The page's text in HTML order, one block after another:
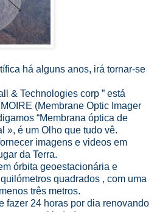
há alguns anos, irá tornar-se
& Technologies corp ” está
(Membrane Optic Imager
“Membrana óptica de
», é um Olho que tudo vê.
imagens e videos em
da Terra.
órbita geoestacionária e
quadrados , com uma
três metros.
fazer 24 horas por dia renovando